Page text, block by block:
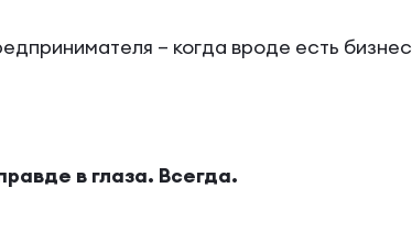
– когда вроде есть
в глаза. Всегда.